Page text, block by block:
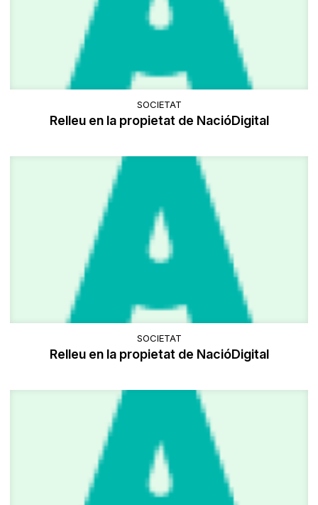
SOCIETAT
Relleu en la propietat de NacióDigital
SOCIETAT
Relleu en la propietat de NacióDigital